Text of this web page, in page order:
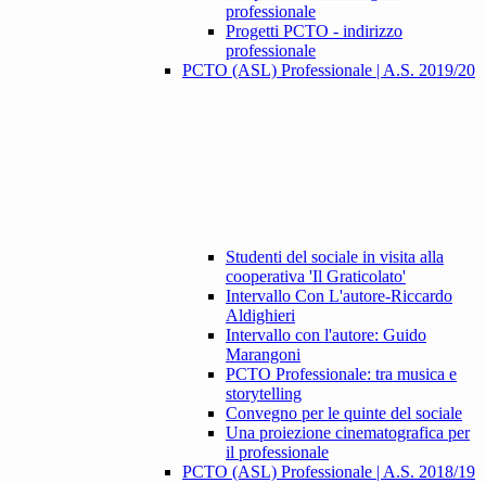
professionale
Progetti PCTO - indirizzo
professionale
PCTO (ASL) Professionale | A.S. 2019/20
Studenti del sociale in visita alla
cooperativa 'Il Graticolato'
Intervallo Con L'autore-Riccardo
Aldighieri
Intervallo con l'autore: Guido
Marangoni
PCTO Professionale: tra musica e
storytelling
Convegno per le quinte del sociale
Una proiezione cinematografica per
il professionale
PCTO (ASL) Professionale | A.S. 2018/19